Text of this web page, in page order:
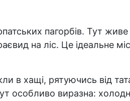
пагорбів. Тут
на ліс. Це ідеальне
в хащі, рятуючись від
особливо виразна: